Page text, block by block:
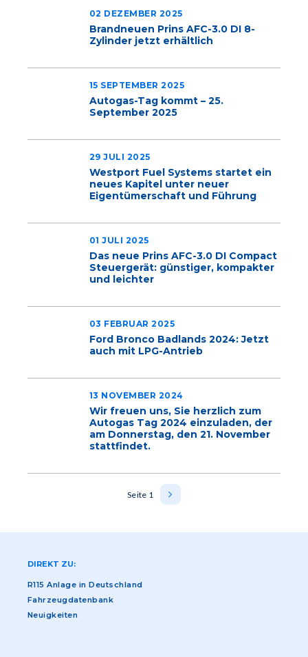
02 DEZEMBER 2025
Brandneuen Prins AFC-3.0 DI 8-
Zylinder jetzt erhältlich
15 SEPTEMBER 2025
Autogas-Tag kommt – 25.
September 2025
29 JULI 2025
Westport Fuel Systems startet ein
neues Kapitel unter neuer
Eigentümerschaft und Führung
01 JULI 2025
Das neue Prins AFC-3.0 DI Compact
Steuergerät: günstiger, kompakter
und leichter
03 FEBRUAR 2025
Ford Bronco Badlands 2024: Jetzt
auch mit LPG-Antrieb
13 NOVEMBER 2024
Wir freuen uns, Sie herzlich zum
Autogas Tag 2024 einzuladen, der
am Donnerstag, den 21. November
stattfindet.
Seite 1 Nächste
››
DIREKT ZU:
R115 Anlage in Deutschland
Fahrzeugdatenbank
Neuigkeiten